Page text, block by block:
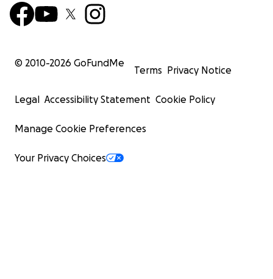
© 2010-2026 GoFundMe
Terms Privacy Notice
Legal Accessibility Statement Cookie Policy
Manage Cookie Preferences
Your Privacy Choices